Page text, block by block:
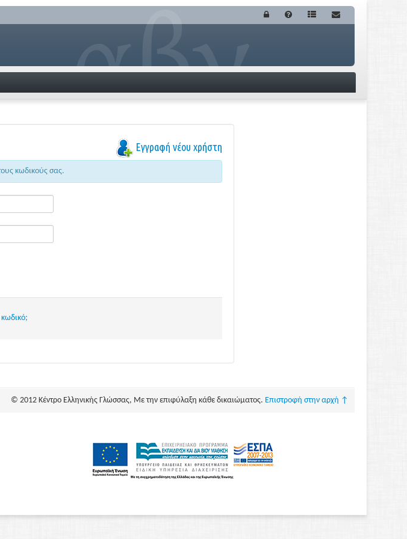
Εγγραφή νέου χρήστη
κωδικούς σας.
κωδικό;
© 2012 Κέντρο Ελληνικής Γλώσσας, Με την επιφύλαξη κάθε δικαιώματος. Επιστροφή στην αρχή ↑